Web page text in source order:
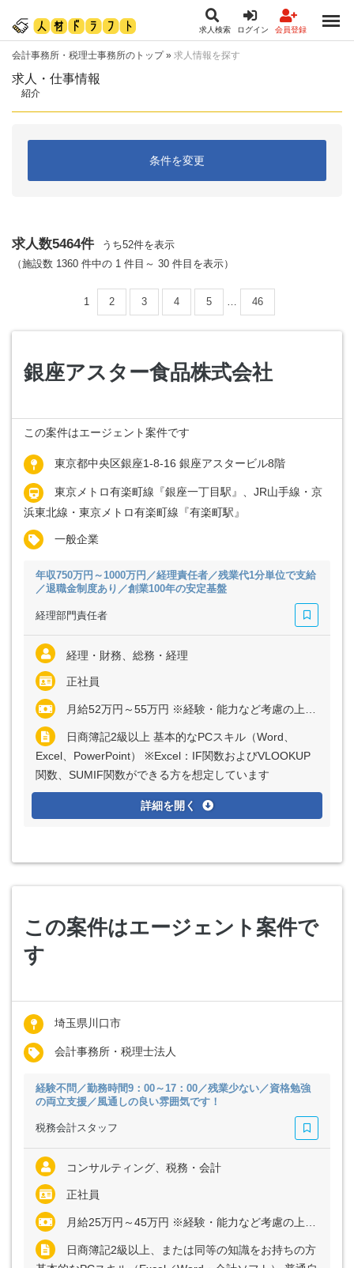
求人検索 ログイン 会員登録
会計事務所・税理士事務所のトップ» 求人情報を探す
求人・仕事情報
紹介
条件を変更
求人数5464件
うち52件を表示
（施設数 1360 件中の 1 件目～ 30 件目を表示）
1 2 3 4 5 … 46
銀座アスター食品株式会社
この案件はエージェント案件です
東京都中央区銀座1-8-16 銀座アスタービル8階
東京メトロ有楽町線『銀座一丁目駅』、JR山手線・京
浜東北線・東京メトロ有楽町線『有楽町駅』
一般企業
年収750万円～1000万円／経理責任者／残業代1分単位で支給
／退職金制度あり／創業100年の安定基盤
経理部門責任者
経理・財務、総務・経理
正社員
月給52万円～55万円 ※経験・能力など考慮の上、決定いたします
日商簿記2級以上 基本的なPCスキル（Word、
Excel、PowerPoint） ※Excel：IF関数およびVLOOKUP
関数、SUMIF関数ができる方を想定しています
詳細を開く
この案件はエージェント案件で
す
埼玉県川口市
会計事務所・税理士法人
経験不問／勤務時間9：00～17：00／残業少ない／資格勉強
の両立支援／風通しの良い雰囲気です！
税務会計スタッフ
コンサルティング、税務・会計
正社員
月給25万円～45万円 ※経験・能力など考慮の上、決定いたします
日商簿記2級以上、または同等の知識をお持ちの方